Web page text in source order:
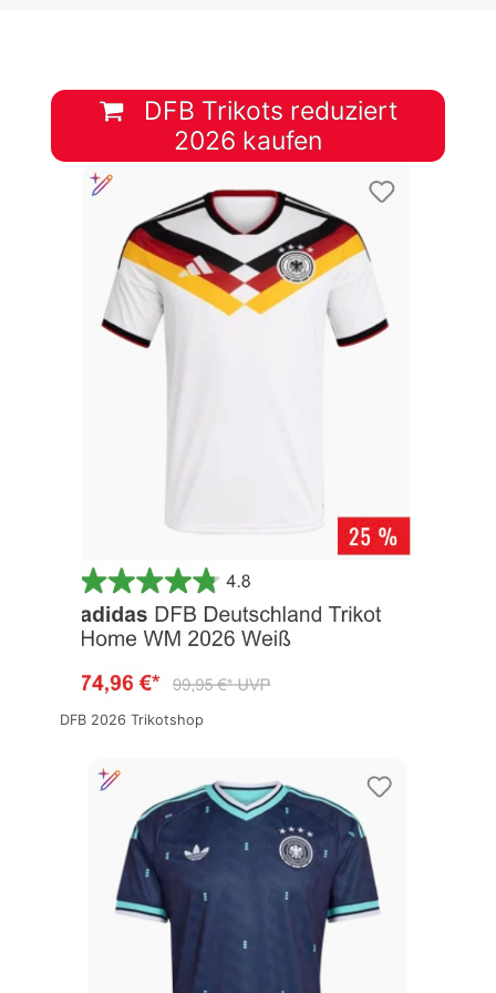
DFB Trikots reduziert
2026 kaufen
DFB 2026 Trikotshop